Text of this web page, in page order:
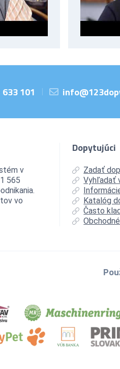
101
v
565
vo
Dopytujúci
Zadať
Vyhľadať
Katalóg
Často